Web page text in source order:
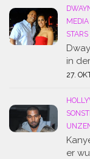
MEDIA
STARS
in
27.
er